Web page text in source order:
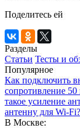
Поделитесь ей
Разделы
Статьи Тесты и
Популярное
Как подключить
сопротивление
такое усиление
антенну для Wi-Fi?
В Москве: